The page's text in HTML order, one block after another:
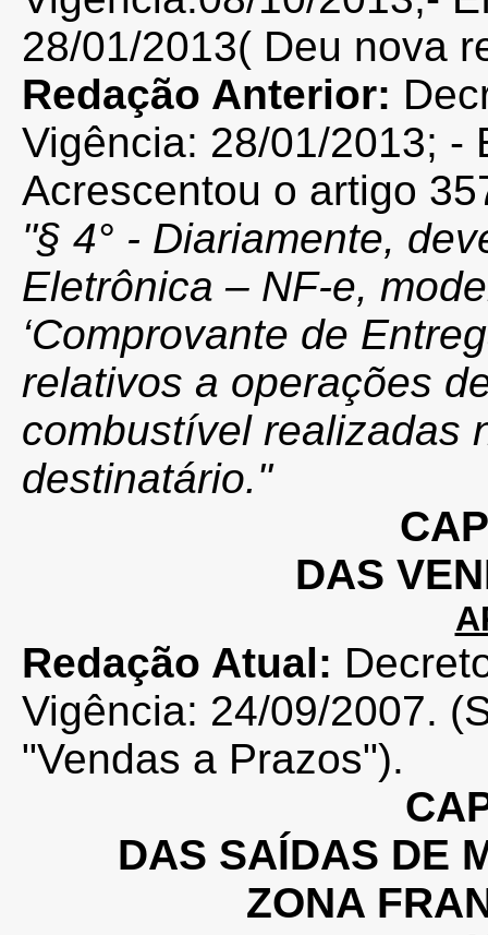
28/01/2013( Deu nova
Redação Anterior:
Vigência: 28/01/2013; -
Acrescentou o artigo
"§ 4° - Diariamente,
Eletrônica – NF-e,
‘Comprovante de
relativos a operações
combustível realizadas
destinatário."
DAS
Redação Atual:
Vigência: 24/09/2007.
"Vendas a Prazos").
DAS SAÍDAS DE
ZONA